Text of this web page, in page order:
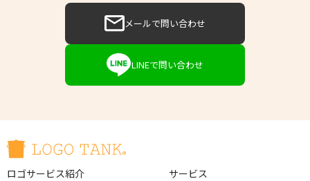
メールで問い合わせ
LINEで問い合わせ
ロゴサービス紹介
サービス